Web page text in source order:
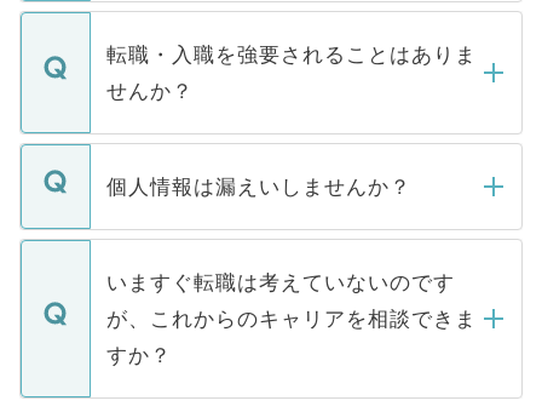
ます。通常、5営業日以内にはご連絡をせて
いただきますので、しばらくお待ちくださ
マイナビDOCTORで取り扱っている求人の
うち約3割は、Webサイトからご覧いただ
けない「非公開求人」です。非公開求人は
下記の理由によって、一般には公開してい
ません。
■応募殺到を避けるため 人気のある医療機
関を公にしてしまうと、応募が殺到する場
に、医療機関が求める条件に合った人材の
みを人材紹介会社に依頼するケースが増え
ています。
転職・入職を強要されることはありま
せんか？
転職・入職を強要することは一切ありませ
ん。また、仮に応募先から内定をいただい
定を承諾する必要はありません。内定先へ
の辞退の連絡はキャリアパートナーが行い
個人情報は漏えいしませんか？
個人情報が漏えいすることはありませんの
で、ご安心ください。当サイトからの登録
などで収集したご登録者様の個人情報は、
ご本人のキャリアアップおよび転職活動の
支援を目的に使用いたします。お預かりし
ているすべての個人データはご本人の許可
いますぐ転職は考えていないのです
が、これからのキャリアを相談できま
すか？